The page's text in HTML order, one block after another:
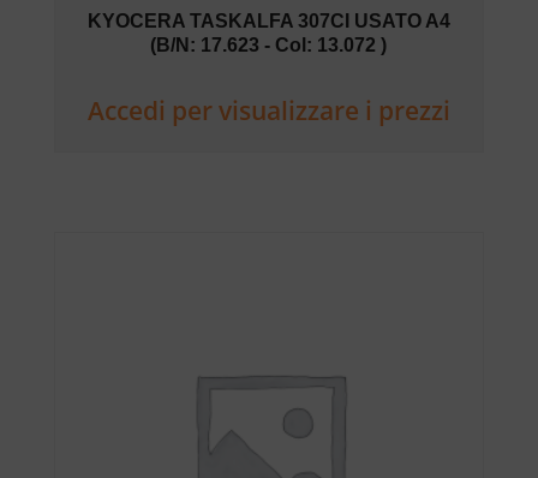
KYOCERA TASKALFA 307CI USATO A4
(B/N: 17.623 - Col: 13.072 )
Accedi per visualizzare i prezzi